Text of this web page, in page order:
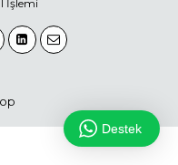
İşlemi
Destek